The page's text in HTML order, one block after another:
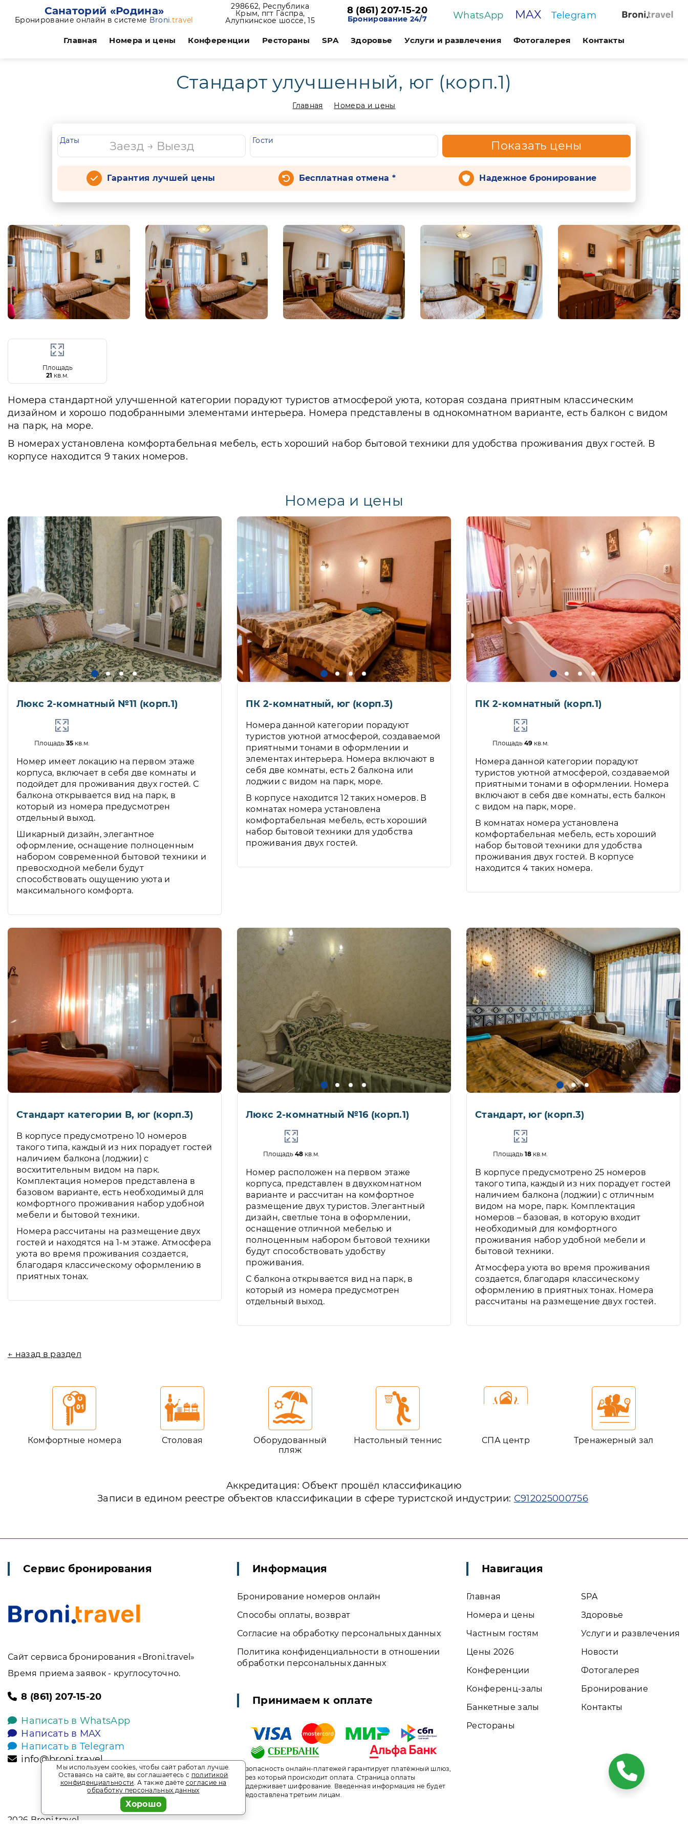
Санаторий «Родина»
Бронирование онлайн в системе Broni.travel
298662, Республика
Крым, пгт Гаспра,
Алупкинское шоссе, 15
8 (861) 207-15-20
Бронирование 24/7 WhatsApp MAX Telegram
Главная Номера и цены Конференции Рестораны SPA Здоровье Услуги и развлечения Фотогалерея Контакты
Стандарт улучшенный, юг (корп.1)
Главная Номера и цены
Даты Гости Показать цены
Гарантия лучшей цены Бесплатная отмена * Надежное бронирование
Площадь
21 кв.м.
Номера стандартной улучшенной категории порадуют туристов атмосферой уюта, которая создана приятным классическим
дизайном и хорошо подобранными элементами интерьера. Номера представлены в однокомнатном варианте, есть балкон с видом
на парк, на море.
В номерах установлена комфортабельная мебель, есть хороший набор бытовой техники для удобства проживания двух гостей. В
корпусе находится 9 таких номеров.
Номера и цены
Люкс 2-комнатный №11 (корп.1)
Площадь 35кв.м.
Номер имеет локацию на первом этаже
корпуса, включает в себя две комнаты и
подойдет для проживания двух гостей. С
балкона открывается вид на парк, в
который из номера предусмотрен
отдельный выход.
Шикарный дизайн, элегантное
оформление, оснащение полноценным
набором современной бытовой техники и
превосходной мебели будут
способствовать ощущению уюта и
максимального комфорта.
ПК 2-комнатный, юг (корп.3)
Номера данной категории порадуют
туристов уютной атмосферой, создаваемой
приятными тонами в оформлении и
элементах интерьера. Номера включают в
себя две комнаты, есть 2 балкона или
лоджии с видом на парк, море.
В корпусе находится 12 таких номеров. В
комнатах номера установлена
комфортабельная мебель, есть хороший
набор бытовой техники для удобства
проживания двух гостей.
ПК 2-комнатный (корп.1)
Площадь 49кв.м.
Номера данной категории порадуют
туристов уютной атмосферой, создаваемой
приятными тонами в оформлении. Номера
включают в себя две комнаты, есть балкон
с видом на парк, море.
В комнатах номера установлена
комфортабельная мебель, есть хороший
набор бытовой техники для удобства
проживания двух гостей. В корпусе
находится 4 таких номера.
Стандарт категории В, юг (корп.3)
В корпусе предусмотрено 10 номеров
такого типа, каждый из них порадует гостей
наличием балкона (лоджии) с
восхитительным видом на парк.
Комплектация номеров представлена в
базовом варианте, есть необходимый для
комфортного проживания набор удобной
мебели и бытовой техники.
Номера рассчитаны на размещение двух
гостей и находятся на 1-м этаже. Атмосфера
уюта во время проживания создается,
благодаря классическому оформлению в
приятных тонах.
Люкс 2-комнатный №16 (корп.1)
Площадь 48кв.м.
Номер расположен на первом этаже
корпуса, представлен в двухкомнатном
варианте и рассчитан на комфортное
размещение двух туристов. Элегантный
дизайн, светлые тона в оформлении,
оснащение отличной мебелью и
полноценным набором бытовой техники
будут способствовать удобству
проживания.
С балкона открывается вид на парк, в
который из номера предусмотрен
отдельный выход.
Стандарт, юг (корп.3)
Площадь18 кв.м.
В корпусе предусмотрено 25 номеров
такого типа, каждый из них порадует гостей
наличием балкона (лоджии) с отличным
видом на море, парк. Комплектация
номеров – базовая, в которую входит
необходимый для комфортного
проживания набор удобной мебели и
бытовой техники.
Атмосфера уюта во время проживания
создается, благодаря классическому
оформлению в приятных тонах. Номера
рассчитаны на размещение двух гостей.
← назад в раздел
Комфортные номера Столовая
Оборудованный
пляж
Настольный теннис СПА центр Тренажерный зал
Аккредитация: Объект прошёл классификацию
Записи в едином реестре объектов классификации в сфере туристской индустрии: С912025000756
Сервис бронирования
Сайт сервиса бронирования «Broni.travel»
Время приема заявок - круглосуточно.
8 (861) 207-15-20
Написать в WhatsApp
Написать в MAX
Написать в Telegram
info@broni.travel
Информация
Бронирование номеров онлайн
Способы оплаты, возврат
Согласие на обработку персональных данных
Политика конфиденциальности в отношении
обработки персональных данных
Принимаем к оплате
Безопасность онлайн-платежей гарантирует платёжный шлюз,
через который происходит оплата. Страница оплаты
поддерживает шифрование. Введенная информация не будет
предоставлена третьим лицам.
Навигация
Главная
Номера и цены
Частным гостям
Цены 2026
Конференции
Конференц-залы
Банкетные залы
Рестораны
SPA
Здоровье
Услуги и развлечения
Новости
Фотогалерея
Бронирование
Контакты
2026 Broni.travel
Мы используем cookies, чтобы сайт работал лучше.
Оставаясь на сайте, вы соглашаетесь с политикой
конфиденциальности. А также даёте согласие на
обработку персональных данных
Хорошо